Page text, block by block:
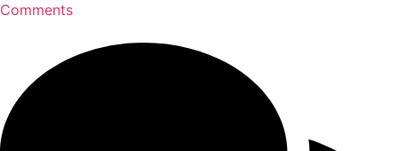
Comments